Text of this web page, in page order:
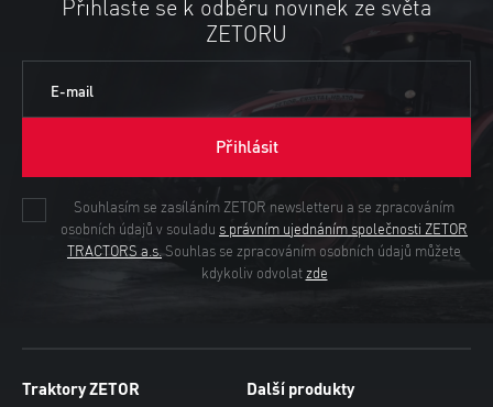
Přihlaste se k odběru novinek ze světa
ZETORU
E-mail
Přihlásit
Souhlasím se zasíláním ZETOR newsletteru a se zpracováním
osobních údajů v souladu s právním ujednáním společnosti ZETOR
TRACTORS a.s. Souhlas se zpracováním osobních údajů můžete
kdykoliv odvolat zde
Traktory ZETOR
Další produkty